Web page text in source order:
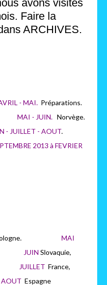
avons visités
Faire la
ARCHIVES.
- MAI. Préparations.
MAI - JUIN. Norvège.
- JUILLET - AOUT.
2013 à FEVRIER
Pologne. MAI
JUIN Slovaquie,
JUILLET France,
AOUT Espagne